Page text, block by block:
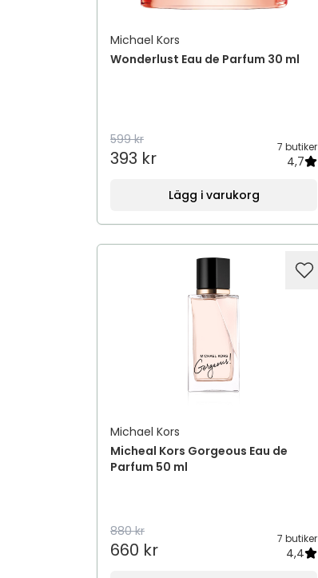
Michael Kors
Wonderlust Eau de Parfum 30 ml
599 kr
393 kr
7 butiker
4,7
Lägg i varukorg
Michael Kors
Micheal Kors Gorgeous Eau de
Parfum 50 ml
880 kr
660 kr
7 butiker
4,4